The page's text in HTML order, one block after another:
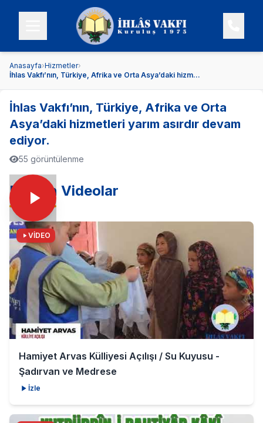
Anasayfa›Hizmetler›
İhlas Vakfı’nın, Türkiye, Afrika ve Orta Asya’daki hizm...
İhlas Vakfı’nın, Türkiye, Afrika ve Orta
Asya’daki hizmetleri yarım asırdır devam
ediyor.
55 görüntülenme
En Son Videolar
VİDEO
Hamiyet Arvas Külliyesi Açılışı / Su Kuyusu -
Şadırvan ve Medrese
İzle